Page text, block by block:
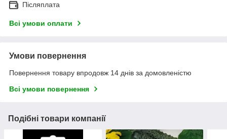
Післяплата
Всі умови оплати
Умови повернення
Повернення товару впродовж 14 днів за домовленістю
Всі умови повернення
Подібні товари компанії